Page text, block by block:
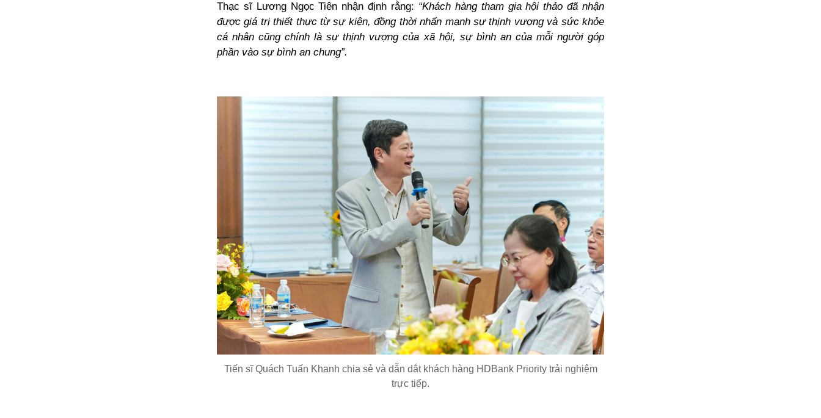
Thạc sĩ Lương Ngọc Tiên nhận định rằng: “Khách hàng tham gia hội thảo đã nhận
được giá trị thiết thực từ sự kiện, đồng thời nhấn mạnh sự thịnh vượng và sức khỏe
cá nhân cũng chính là sự thịnh vượng của xã hội, sự bình an của mỗi người góp
phần vào sự bình an chung”.
Tiến sĩ Quách Tuấn Khanh chia sẻ và dẫn dắt khách hàng HDBank Priority trải nghiệm
trực tiếp.